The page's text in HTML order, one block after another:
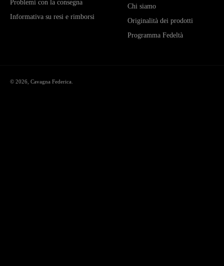
Problemi con la consegna
Informativa su resi e rimborsi
Chi siamo
Originalità dei prodotti
Programma Fedeltà
© 2026, Cavagna Federica